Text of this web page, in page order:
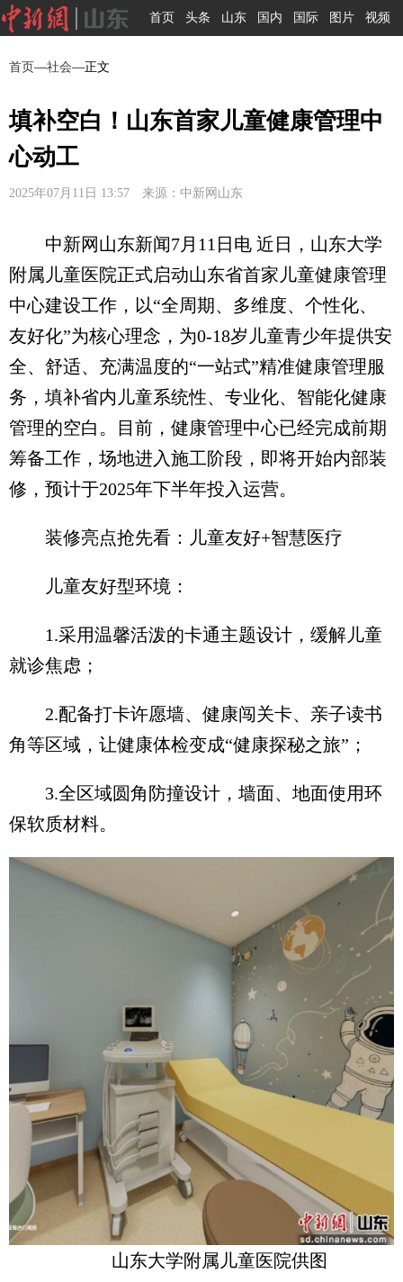
首页 头条 山东 国内 国际 图片 视频
首页—社会—正文
填补空白！山东首家儿童健康管理中
心动工
2025年07月11日 13:57 来源：中新网山东
中新网山东新闻7月11日电 近日，山东大学
附属儿童医院正式启动山东省首家儿童健康管理
中心建设工作，以“全周期、多维度、个性化、
友好化”为核心理念，为0-18岁儿童青少年提供安
全、舒适、充满温度的“一站式”精准健康管理服
务，填补省内儿童系统性、专业化、智能化健康
管理的空白。目前，健康管理中心已经完成前期
筹备工作，场地进入施工阶段，即将开始内部装
修，预计于2025年下半年投入运营。
装修亮点抢先看：儿童友好+智慧医疗
儿童友好型环境：
1.采用温馨活泼的卡通主题设计，缓解儿童
就诊焦虑；
2.配备打卡许愿墙、健康闯关卡、亲子读书
角等区域，让健康体检变成“健康探秘之旅”；
3.全区域圆角防撞设计，墙面、地面使用环
保软质材料。
山东大学附属儿童医院供图